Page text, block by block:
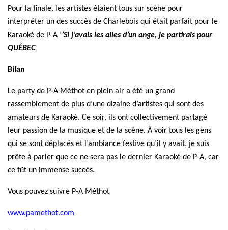
Pour la finale, les artistes étaient tous sur scène pour
interpréter un des succès de Charlebois qui était parfait pour le
Karaoké de P-A ‘’Si j’avais les ailes d’un ange, je partirais pour
QUÉBEC
Bilan
Le party de P-A Méthot en plein air a été un grand
rassemblement de plus d’une dizaine d’artistes qui sont des
amateurs de Karaoké. Ce soir, ils ont collectivement partagé
leur passion de la musique et de la scène. À voir tous les gens
qui se sont déplacés et l’ambiance festive qu’il y avait, je suis
prête à parier que ce ne sera pas le dernier Karaoké de P-A, car
ce fût un immense succès.
Vous pouvez suivre P-A Méthot
www.pamethot.com